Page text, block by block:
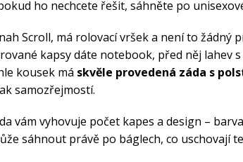
ho nechcete řešit, sáhněte po
Scroll, má rolovací vršek a není to žádný
kapsy dáte notebook, před něj lahev
kousek má skvěle provedená záda s
samozřejmostí.
vám vyhovuje počet kapes a design –
sáhnout právě po báglech, co uschovají